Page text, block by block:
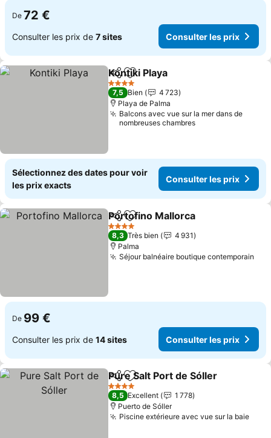
De 72 €
Consulter les prix de 7 sites Consulter les prix
PartagerAjouter à mes favoris
Kontiki Playa
4 Étoiles
7,5 Bien
4 723
Playa de Palma
Balcons avec vue sur la mer dans de
nombreuses chambres
Sélectionnez des dates pour voir
les prix exacts
Consulter les prix
PartagerAjouter à mes favoris
Portofino Mallorca
4 Étoiles
8,3 Très bien
4 931
Palma
Séjour balnéaire boutique contemporain
De 99 €
Consulter les prix de 14 sites Consulter les prix
PartagerAjouter à mes favoris
Pure Salt Port de Sóller
4 Étoiles
8,5 Excellent
1 778
Puerto de Sóller
Piscine extérieure avec vue sur la baie